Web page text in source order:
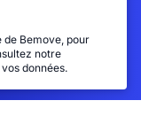
de Bemove, pour
notre
données.